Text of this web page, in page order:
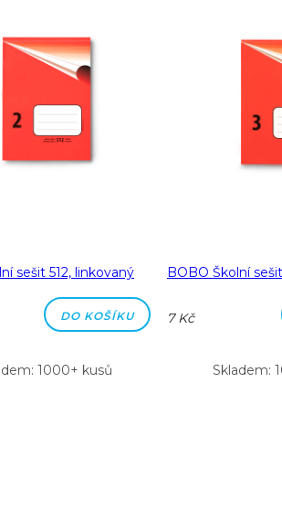
sešit 512, linkovaný
DO KOŠÍKU
1000+ kusů
BOBO Školní
7 Kč
Skladem: